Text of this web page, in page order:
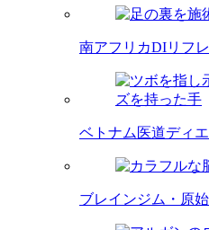
南アフリカDIリフ
ベトナム医道ディ
ブレインジム・原